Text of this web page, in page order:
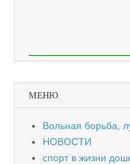
МЕНЮ
Вольная борьба,
НОВОСТИ
спорт в жизни